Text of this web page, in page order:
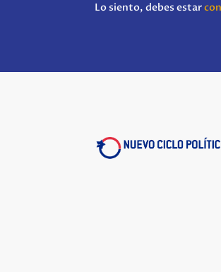
Lo siento, debes estar